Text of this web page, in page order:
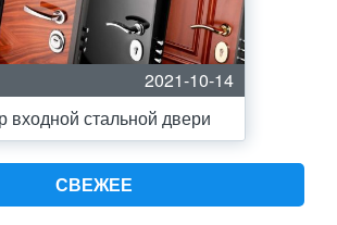
2021-10-14
входной стальной двери
СВЕЖЕЕ